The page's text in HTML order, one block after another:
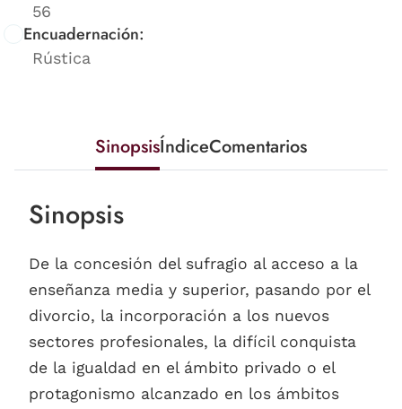
56
Encuadernación:
Rústica
SinopsisÍndiceComentarios
Sinopsis
De la concesión del sufragio al acceso a la
enseñanza media y superior, pasando por el
divorcio, la incorporación a los nuevos
sectores profesionales, la difícil conquista
de la igualdad en el ámbito privado o el
protagonismo alcanzado en los ámbitos